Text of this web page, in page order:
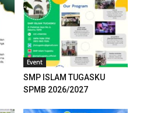
Event
SMP ISLAM TUGASKU
SPMB 2026/2027